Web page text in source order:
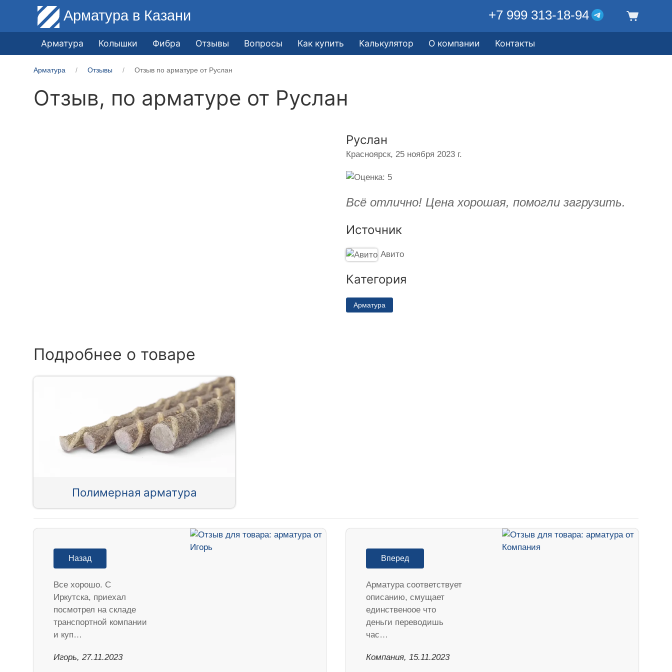
Арматура в Казани +7 999 313-18-94
Арматура Колышки Фибра Отзывы Вопросы Как купить Калькулятор О компании Контакты
Арматура Отзывы Отзыв по арматуре от Руслан
Отзыв, по арматуре от Руслан
Руслан
Красноярск, 25 ноября 2023 г.
Всё отлично! Цена хорошая, помогли загрузить.
Источник
Авито
Категория
Арматура
Подробнее о товаре
Полимерная арматура
Назад
Все хорошо. С
Иркутска, приехал
посмотрел на складе
транспортной компании
и куп…
Игорь, 27.11.2023
Вперед
Арматура соответствует
описанию, смущает
единственоое что
деньги переводишь
час…
Компания, 15.11.2023